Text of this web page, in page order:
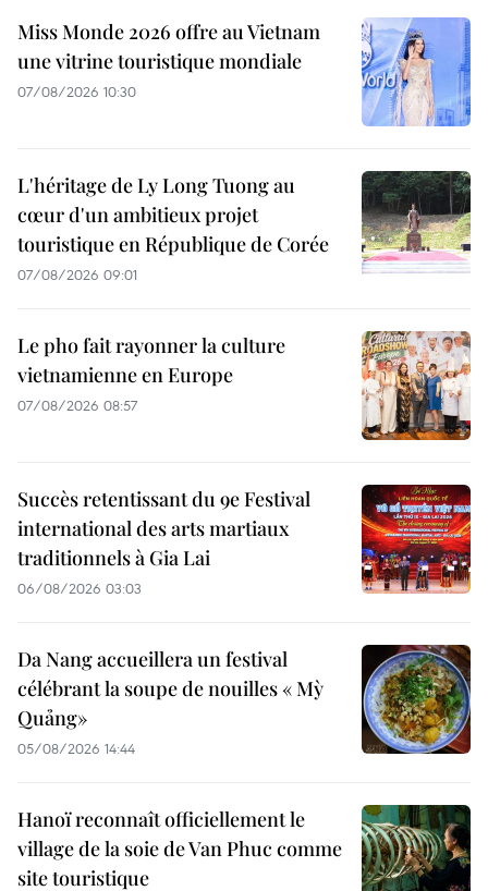
Miss Monde 2026 offre au Vietnam
une vitrine touristique mondiale
07/08/2026 10:30
L'héritage de Ly Long Tuong au
cœur d'un ambitieux projet
touristique en République de Corée
07/08/2026 09:01
Le pho fait rayonner la culture
vietnamienne en Europe
07/08/2026 08:57
Succès retentissant du 9e Festival
international des arts martiaux
traditionnels à Gia Lai
06/08/2026 03:03
Da Nang accueillera un festival
célébrant la soupe de nouilles « Mỳ
Quảng»
05/08/2026 14:44
Hanoï reconnaît officiellement le
village de la soie de Van Phuc comme
site touristique